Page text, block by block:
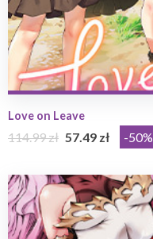
Love on Leave
114.99 zł 57.49 zł -50%